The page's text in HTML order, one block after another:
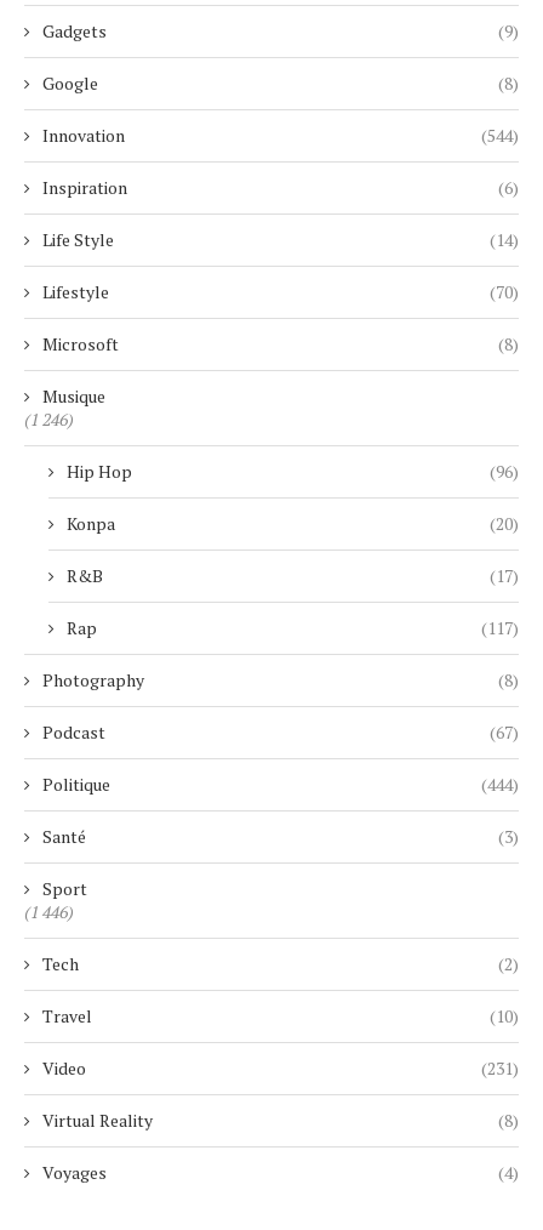
Gadgets (9)
Google (8)
Innovation (544)
Inspiration (6)
Life Style (14)
Lifestyle (70)
Microsoft (8)
Musique
(1 246)
Hip Hop (96)
Konpa (20)
R&B (17)
Rap (117)
Photography (8)
Podcast (67)
Politique (444)
Santé (3)
Sport
(1 446)
Tech (2)
Travel (10)
Video (231)
Virtual Reality (8)
Voyages (4)